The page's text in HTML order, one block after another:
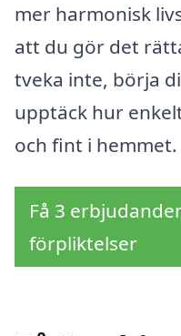
mer harmonisk
att du gör det
tveka inte, börja
upptäck hur
och fint i hemmet.
Få 3
förpliktelser